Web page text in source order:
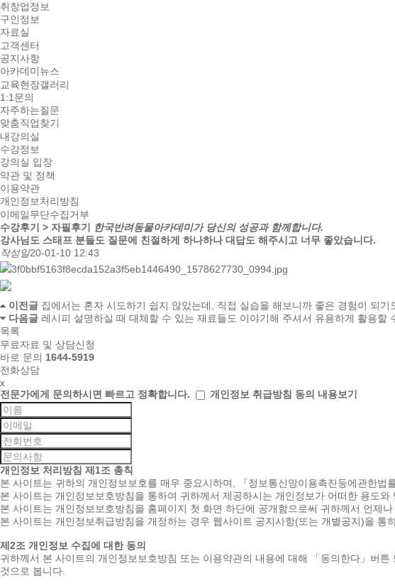
취창업정보
구인정보
자료실
고객센터
공지사항
아카데미뉴스
교육현장갤러리
1:1문의
자주하는질문
맞춤직업찾기
내강의실
수강정보
강의실 입장
약관 및 정책
이용약관
개인정보처리방침
이메일무단수집거부
수강후기 > 자필후기
한국반려동물아카데미가 당신의 성공과 함께합니다.
강사님도 스태프 분들도 질문에 친절하게 하나하나 대답도 해주시고 너무 좋았습니다.
작성일20-01-10 12:43
이전글 집에서는 혼자 시도하기 쉽지 않았는데, 직접 실습을 해보니까 좋은 경험이 되기
다음글 레시피 설명하실 때 대체할 수 있는 재료들도 이야기해 주셔서 유용하게 활용할
목록
무료자료 및 상담신청
바로 문의 1644-5919
전화상담
x
전문가에게 문의하시면 빠르고 정확합니다. 개인정보 취급방침 동의 내용보기
개인정보 처리방침 제1조 총칙
본 사이트는 귀하의 개인정보보호를 매우 중요시하며, 『정보통신망이용촉진등에관한
본 사이트는 개인정보보호방침을 통하여 귀하께서 제공하시는 개인정보가 어떠한 용도
본 사이트는 개인정보보호방침을 홈페이지 첫 화면 하단에 공개함으로써 귀하께서 언제
본 사이트는 개인정보취급방침을 개정하는 경우 웹사이트 공지사항(또는 개별공지)을 통
제2조 개인정보 수집에 대한 동의
귀하께서 본 사이트의 개인정보보호방침 또는 이용약관의 내용에 대해 「동의한다」버
것으로 봅니다.